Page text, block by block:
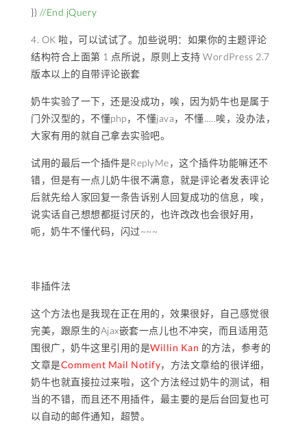
}) //End jQuery
4. OK 啦，可以试试了。加些说明：如果你的主题评论
结构符合上面第 1 点所说，原则上支持 WordPress 2.7
版本以上的自带评论嵌套
奶牛实验了一下，还是没成功，唉，因为奶牛也是属于
门外汉型的，不懂php，不懂java，不懂…..唉，没办法，
大家有用的就自己拿去实验吧。
试用的最后一个插件是ReplyMe，这个插件功能嘛还不
错，但是有一点儿奶牛很不满意，就是评论者发表评论
后就先给人家回复一条告诉别人回复成功的信息，唉，
说实话自己想想都挺讨厌的，也许改改也会很好用，
呃，奶牛不懂代码，闪过~~~
非插件法
这个方法也是我现在正在用的，效果很好，自己感觉很
完美，跟原生的Ajax嵌套一点儿也不冲突，而且适用范
围很广，奶牛这里引用的是Willin Kan 的方法，参考的
文章是Comment Mail Notify，方法文章给的很详细，
奶牛也就直接拉过来啦，这个方法经过奶牛的测试，相
当的不错，而且还不用插件，最主要的是后台回复也可
以自动的邮件通知，超赞。